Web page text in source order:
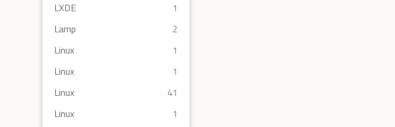
LXDE
1
Lamp
2
Linux
1
Linux
1
Linux
41
Linux
1